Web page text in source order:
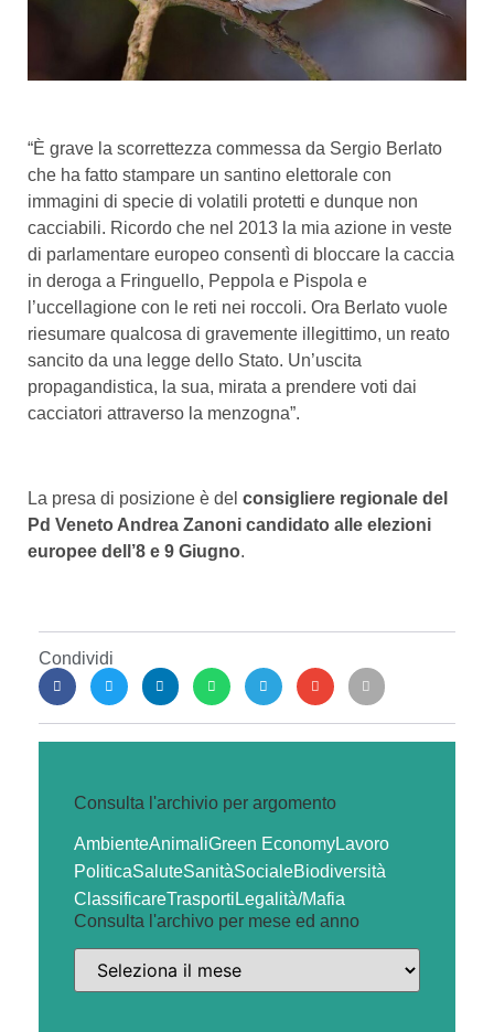
“È grave la scorrettezza commessa da Sergio Berlato
che ha fatto stampare un santino elettorale con
immagini di specie di volatili protetti e dunque non
cacciabili. Ricordo che nel 2013 la mia azione in veste
di parlamentare europeo consentì di bloccare la caccia
in deroga a Fringuello, Peppola e Pispola e
l’uccellagione con le reti nei roccoli. Ora Berlato vuole
riesumare qualcosa di gravemente illegittimo, un reato
sancito da una legge dello Stato. Un’uscita
propagandistica, la sua, mirata a prendere voti dai
cacciatori attraverso la menzogna”.
La presa di posizione è del consigliere regionale del
Pd Veneto Andrea Zanoni candidato alle elezioni
europee dell’8 e 9 Giugno.
Condividi
Consulta l'archivio per argomento
AmbienteAnimaliGreen EconomyLavoro
PoliticaSaluteSanitàSocialeBiodiversità
ClassificareTrasporti Legalità/Mafia
Consulta l'archivo per mese ed anno